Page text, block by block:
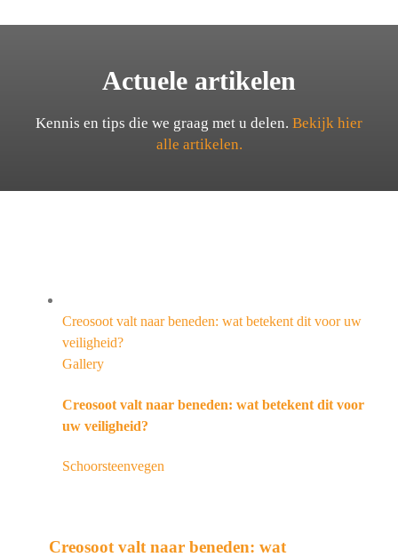
Actuele artikelen
Kennis en tips die we graag met u delen. Bekijk hier
alle artikelen.
Creosoot valt naar beneden: wat betekent dit voor uw
veiligheid?
Gallery
Creosoot valt naar beneden: wat betekent dit voor
uw veiligheid?
Schoorsteenvegen
Creosoot valt naar beneden: wat